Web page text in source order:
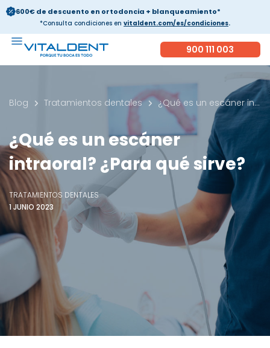
600€ de descuento en ortodoncia + blanqueamiento*
*Consulta condiciones en vitaldent.com/es/condiciones.
900 111 003
Blog Tratamientos dentales ¿Qué es un escáner intraoral? ¿Para qué sirve?
¿Qué es un escáner
intraoral? ¿Para qué sirve?
TRATAMIENTOS DENTALES
1 JUNIO 2023